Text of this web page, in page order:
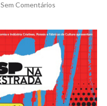
Sem Comentários